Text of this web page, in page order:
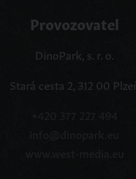
Provozovatel
DinoPark, s. r. o.
Stará cesta 2, 312 00